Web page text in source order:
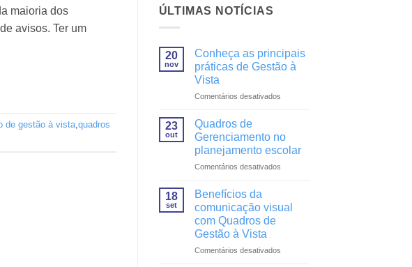
maioria dos
avisos. Ter um
de gestão à vista,quadros
ÚLTIMAS NOTÍCIAS
20
nov
Conheça as principais
práticas de Gestão à
Vista
Comentários desativadosem
práticas
de
Gestão
23
out
Quadros de
Gerenciamento no
planejamento escolar
Comentários desativadosem
Gerenciamento
no
18
set
Benefícios da
comunicação visual
com Quadros de
Gestão à Vista
Comentários desativadosem